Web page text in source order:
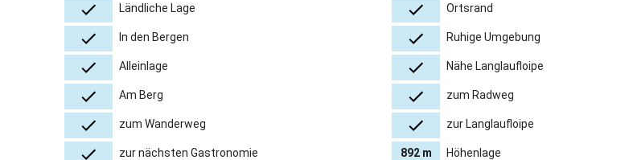
Ländliche Lage Ortsrand
In den Bergen Ruhige Umgebung
Alleinlage Nähe Langlaufloipe
Am Berg zum Radweg
zum Wanderweg zur Langlaufloipe
zur nächsten Gastronomie 892 m Höhenlage